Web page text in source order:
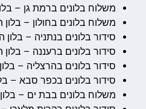
משלוח בלונים ברמת גן –
משלוח בלונים בחולון –
סידור בלונים בנתניה – בלון
סידור בלונים ברעננה –
סידור בלונים בהרצליה –
סידור בלונים בכפר סבא –
משלוח בלונים בבת ים –